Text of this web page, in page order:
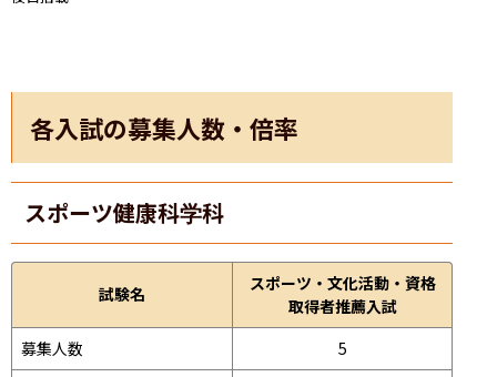
各入試の募集人数・倍率
スポーツ健康科学科
試験名
スポーツ・文化活動・資格
取得者推薦入試
募集人数
5